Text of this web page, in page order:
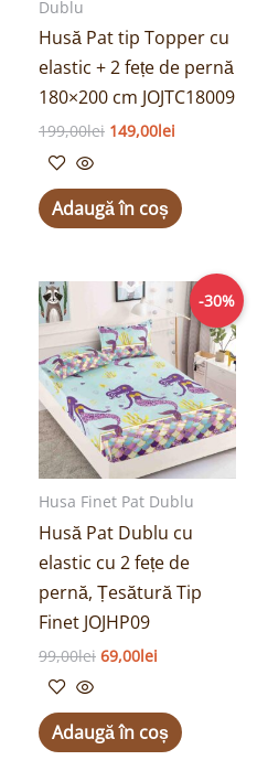
Dublu
Husă Pat tip Topper cu
elastic + 2 fețe de pernă
180×200 cm JOJTC18009
199,00lei 149,00lei
Adaugă în coș
-30%
Husa Finet Pat Dublu
Husă Pat Dublu cu
elastic cu 2 fețe de
pernă, Țesătură Tip
Finet JOJHP09
99,00lei
Prețul
inițial
a
fost:
99,00lei.
69,00lei
Prețul
curent
este:
69,00lei.
Adaugă în coș